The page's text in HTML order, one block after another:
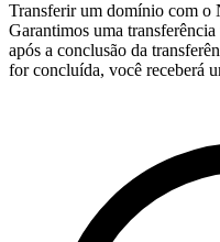
Transferir um domínio com o
Garantimos uma
após a conclusão da
for concluída, você receberá